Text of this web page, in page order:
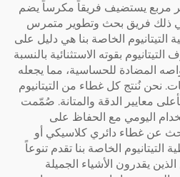
تزيد عن 20,000 متر مربع يستضيف فريقاً مكرساً يضم
بما في ذلك فريق بحث وتطوير متمرس
عضواً. أغطية التيتانيوم الخاصة بنا هي دليل على
التيتانيوم بقوته الاستثنائية بالنسبة
المضادة للحساسية، مما يجعله
نحن نُنتج كل غطاء من التيتانيوم
معايير الدقة والمتانة. صُمّمت
اليومي مع الحفاظ على
عن غطاء دائري كلاسيكي أو
الخاصة بنا تقدم تنوعاً
يقدرون الأشياء الجميلة